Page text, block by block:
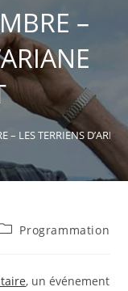
–
– LES TERRIENS
Programmation
, un événement